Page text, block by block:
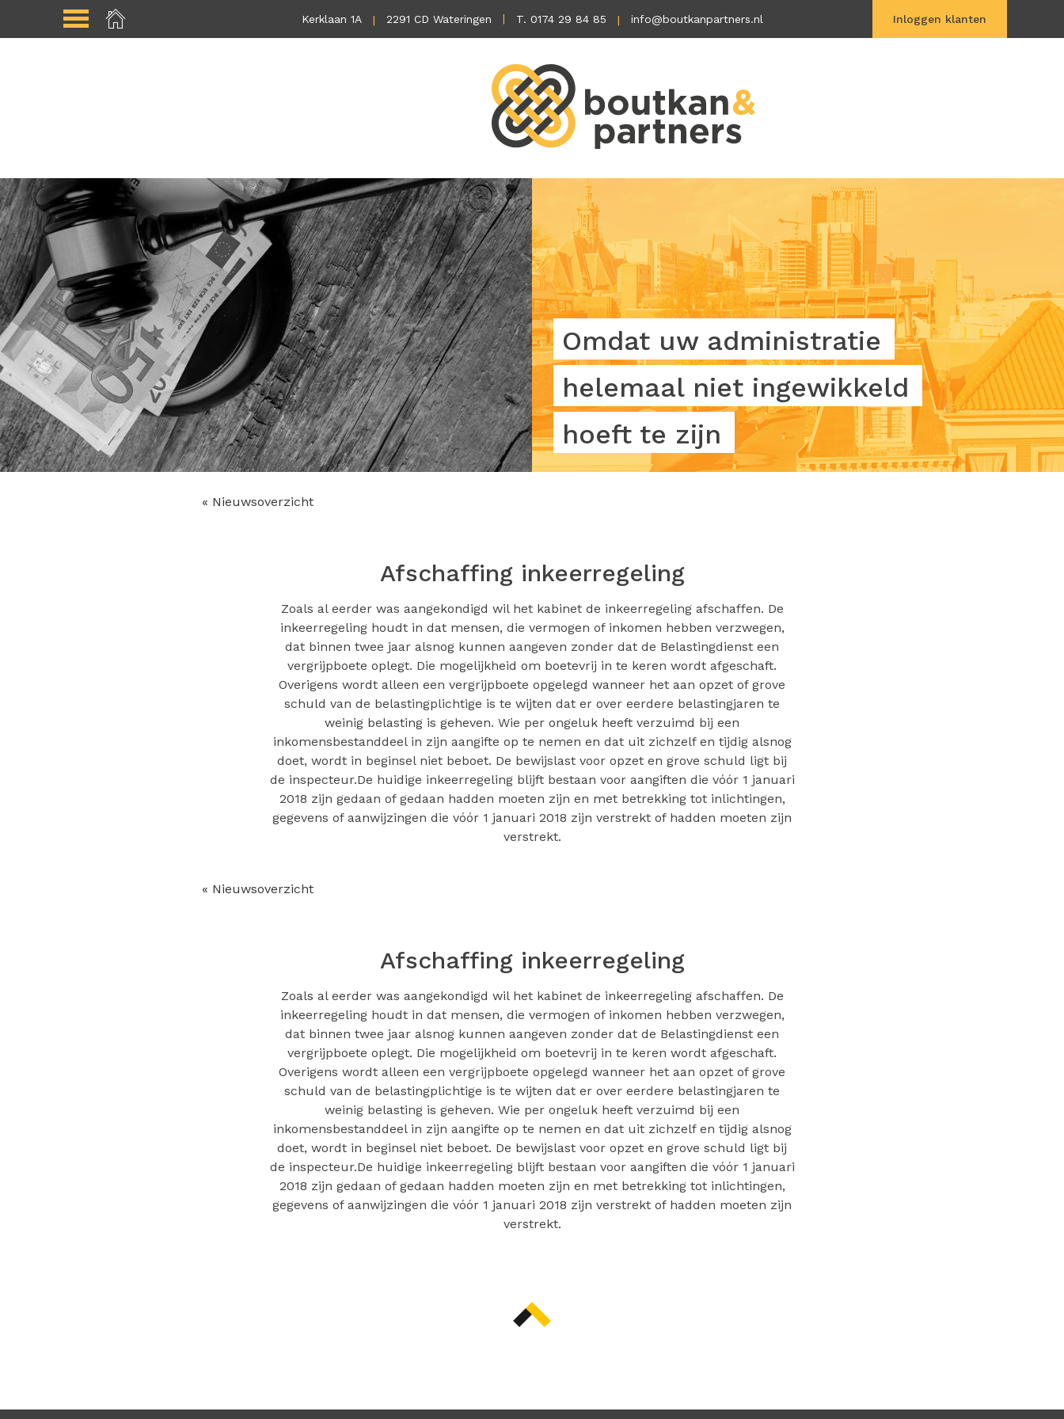
Kerklaan 1A 2291 CD Wateringen T. 0174 29 84 85 info@boutkanpartners.nl Inloggen klanten
Omdat uw administratie
helemaal niet ingewikkeld
hoeft te zijn
« Nieuwsoverzicht
Afschaffing inkeerregeling
Zoals al eerder was aangekondigd wil het kabinet de inkeerregeling afschaffen. De
inkeerregeling houdt in dat mensen, die vermogen of inkomen hebben verzwegen,
dat binnen twee jaar alsnog kunnen aangeven zonder dat de Belastingdienst een
vergrijpboete oplegt. Die mogelijkheid om boetevrij in te keren wordt afgeschaft.
Overigens wordt alleen een vergrijpboete opgelegd wanneer het aan opzet of grove
schuld van de belastingplichtige is te wijten dat er over eerdere belastingjaren te
weinig belasting is geheven. Wie per ongeluk heeft verzuimd bij een
inkomensbestanddeel in zijn aangifte op te nemen en dat uit zichzelf en tijdig alsnog
doet, wordt in beginsel niet beboet. De bewijslast voor opzet en grove schuld ligt bij
de inspecteur.De huidige inkeerregeling blijft bestaan voor aangiften die vóór 1 januari
2018 zijn gedaan of gedaan hadden moeten zijn en met betrekking tot inlichtingen,
gegevens of aanwijzingen die vóór 1 januari 2018 zijn verstrekt of hadden moeten zijn
verstrekt.
« Nieuwsoverzicht
Afschaffing inkeerregeling
Zoals al eerder was aangekondigd wil het kabinet de inkeerregeling afschaffen. De
inkeerregeling houdt in dat mensen, die vermogen of inkomen hebben verzwegen,
dat binnen twee jaar alsnog kunnen aangeven zonder dat de Belastingdienst een
vergrijpboete oplegt. Die mogelijkheid om boetevrij in te keren wordt afgeschaft.
Overigens wordt alleen een vergrijpboete opgelegd wanneer het aan opzet of grove
schuld van de belastingplichtige is te wijten dat er over eerdere belastingjaren te
weinig belasting is geheven. Wie per ongeluk heeft verzuimd bij een
inkomensbestanddeel in zijn aangifte op te nemen en dat uit zichzelf en tijdig alsnog
doet, wordt in beginsel niet beboet. De bewijslast voor opzet en grove schuld ligt bij
de inspecteur.De huidige inkeerregeling blijft bestaan voor aangiften die vóór 1 januari
2018 zijn gedaan of gedaan hadden moeten zijn en met betrekking tot inlichtingen,
gegevens of aanwijzingen die vóór 1 januari 2018 zijn verstrekt of hadden moeten zijn
verstrekt.